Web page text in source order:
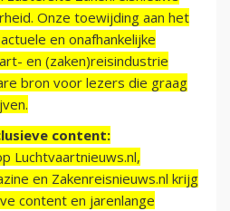
Onze toewijding aan het
en onafhankelijke
en (zaken)reisindustrie
bron voor lezers die graag
content:
Luchtvaartnieuws.nl,
en Zakenreisnieuws.nl krijg
content en jarenlange